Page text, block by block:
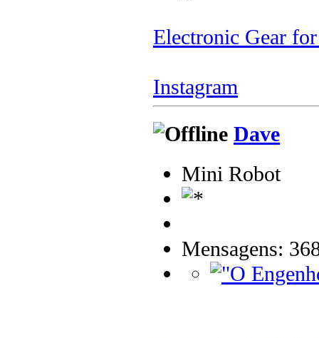
Electronic Gear
Instagram
Dave
Mini Robot
Mensagens: